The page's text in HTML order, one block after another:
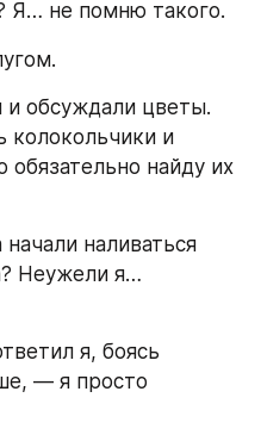
не помню такого.
обсуждали цветы.
колокольчики и
найду их
наливаться
Неужели я…
я, боясь
— я просто